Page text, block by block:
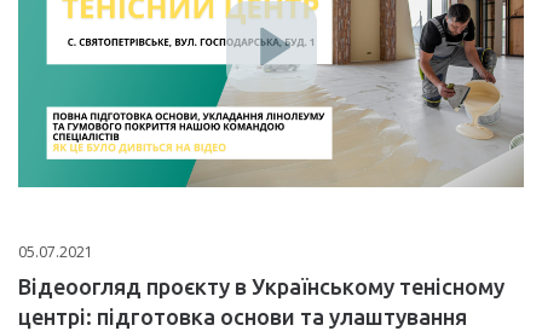
05.07.2021
Відеоогляд проєкту в Українському тенісному
центрі: підготовка основи та улаштування